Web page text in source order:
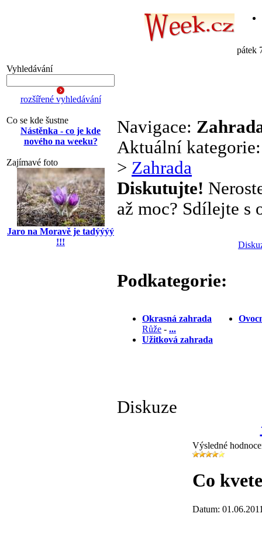
pátek
Vyhledávání
rozšířené vyhledávání
Co se kde šustne
Nástěnka - co je kde
nového na weeku?
Zajímavé foto
Jaro na Moravě je tadýýýý
!!!
Navigace:
Aktuální
> Zahrada
Diskutujte!
až moc? Sdílejte s
Podkategorie:
Okrasná zahrada
Růže - ...
Užitková zahrada
Diskuze
Výsledné
Co
Datum: